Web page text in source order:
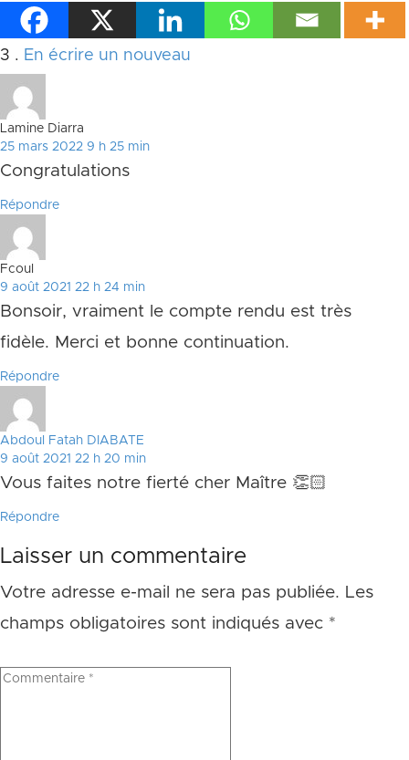
3 Commentaires
. En écrire un nouveau
Lamine Diarra
25 mars 2022 9 h 25 min
Congratulations
Répondre
Fcoul
9 août 2021 22 h 24 min
Bonsoir, vraiment le compte rendu est très
fidèle. Merci et bonne continuation.
Répondre
Abdoul Fatah DIABATE
9 août 2021 22 h 20 min
Vous faites notre fierté cher Maître 👏🏻
Répondre
Laisser un commentaire
Votre adresse e-mail ne sera pas publiée. Les
champs obligatoires sont indiqués avec *